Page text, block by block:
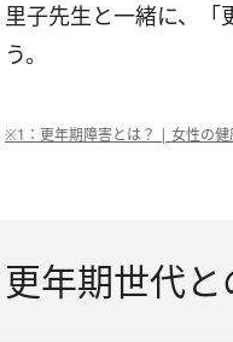
里子先生と一緒に、「
う。
※1：更年期障害とは？ | 女性の健
更年期世代